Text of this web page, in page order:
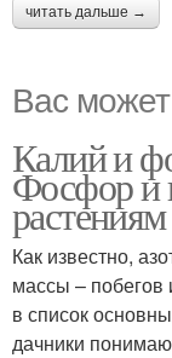
читать дальше →
Вас
Калий и
Фосфор и
Как известно,
массы – побегов
в список
дачники